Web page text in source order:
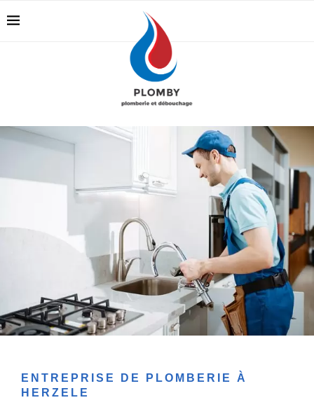
ENTREPRISE DE PLOMBERIE À
HERZELE